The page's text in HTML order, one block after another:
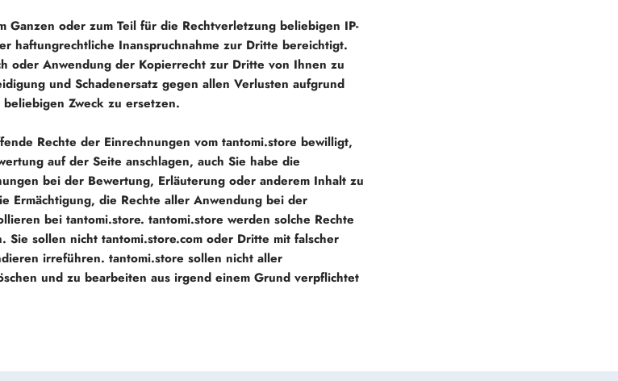
Ganzen oder zum Teil für die Rechtverletzung beliebigen IP-
haftungrechtliche Inanspruchnahme zur Dritte bereichtigt.
oder Anwendung der Kopierrecht zur Dritte von Ihnen zu
und Schadenersatz gegen allen Verlusten aufgrund
Zweck zu ersetzen.
Rechte der Einrechnungen vom tantomi.store bewilligt,
auf der Seite anschlagen, auch Sie habe die
bei der Bewertung, Erläuterung oder anderem Inhalt zu
Ermächtigung, die Rechte aller Anwendung bei der
bei tantomi.store. tantomi.store werden solche Rechte
Sie sollen nicht tantomi.store.com oder Dritte mit falscher
irreführen. tantomi.store sollen nicht aller
und zu bearbeiten aus irgend einem Grund verpflichtet